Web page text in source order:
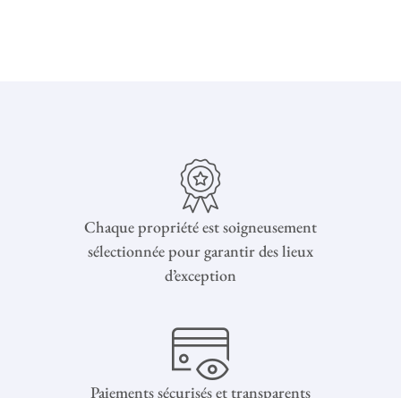
Chaque propriété est soigneusement
sélectionnée pour garantir des lieux
d’exception
Paiements sécurisés et transparents